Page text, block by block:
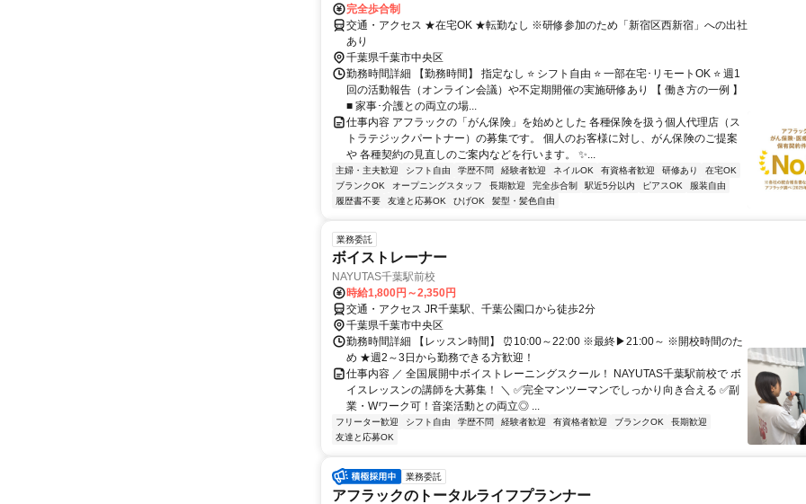
完全歩合制
交通・アクセス ★在宅OK ★転勤なし ※研修参加のため「新宿区西新宿」への出社
あり
千葉県千葉市中央区
勤務時間詳細 【勤務時間】 指定なし ⭐ シフト自由 ⭐ 一部在宅･リモートOK ⭐ 週1
回の活動報告（オンライン会議）や不定期開催の実施研修あり 【 働き方の一例 】
■ 家事･介護との両立の場...
仕事内容 アフラックの「がん保険」を始めとした 各種保険を扱う個人代理店（ス
トラテジックパートナー）の募集です。 個人のお客様に対し、がん保険のご提案
や 各種契約の見直しのご案内などを行います。 ✨...
主婦・主夫歓迎 シフト自由 学歴不問 経験者歓迎 ネイルOK 有資格者歓迎 研修あり
在宅OK
ブランクOK
オープニングスタッフ 長期歓迎 完全歩合制 駅近5分以内 ピアスOK
服装自由
履歴書不要
友達と応募OK ひげOK 髪型・髪色自由
業務委託
ボイストレーナー
NAYUTAS千葉駅前校
時給1,800円～2,350円
交通・アクセス JR千葉駅、千葉公園口から徒歩2分
千葉県千葉市中央区
勤務時間詳細 【レッスン時間】 ⏰10:00～22:00 ※最終▶21:00～ ※開校時間のた
め ★週2～3日から勤務できる方歓迎！
仕事内容 ／ 全国展開中ボイストレーニングスクール！ NAYUTAS千葉駅前校で ボ
イスレッスンの講師を大募集！ ＼ ✅完全マンツーマンでしっかり向き合える ✅副
業・Wワーク可！音楽活動との両立◎ ...
フリーター歓迎 シフト自由 学歴不問 経験者歓迎 有資格者歓迎 ブランクOK
長期歓迎
友達と応募OK
業務委託
アフラックのトータルライフプランナー